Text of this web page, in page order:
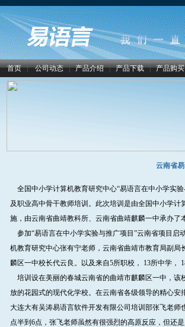
首页 | 公司动态 | 产品介绍 | 产品下载 | 产品购买
云南省
全国中小学计算机教育研究中心“易语言在中小学实
及职业高中骨干教师培训。此次培训是由全国中小学
施，由云南省曲靖教科所、云南省曲靖麒麟一中承
参加“易语言在中小学实验与推广项目”云南省项目启
机教育研究中心张有宁老师，云南省曲靖市教育局副
麟区一中校长代云良。以及来自5所职校， 13所中学
培训设在美丽的春城云南省的曲靖市麒麟区一中，该
放的花园式的现代化学校。在云南省各级领导的精心安
大连大有吴涛易语言软件开发有限公司培训部张飞老
点半到6点，张飞老师虽然有很强烈的高原反应，但还